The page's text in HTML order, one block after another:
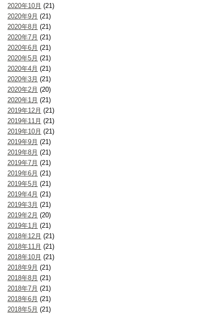
2020年10月 (21)
2020年9月 (21)
2020年8月 (21)
2020年7月 (21)
2020年6月 (21)
2020年5月 (21)
2020年4月 (21)
2020年3月 (21)
2020年2月 (20)
2020年1月 (21)
2019年12月 (21)
2019年11月 (21)
2019年10月 (21)
2019年9月 (21)
2019年8月 (21)
2019年7月 (21)
2019年6月 (21)
2019年5月 (21)
2019年4月 (21)
2019年3月 (21)
2019年2月 (20)
2019年1月 (21)
2018年12月 (21)
2018年11月 (21)
2018年10月 (21)
2018年9月 (21)
2018年8月 (21)
2018年7月 (21)
2018年6月 (21)
2018年5月 (21)